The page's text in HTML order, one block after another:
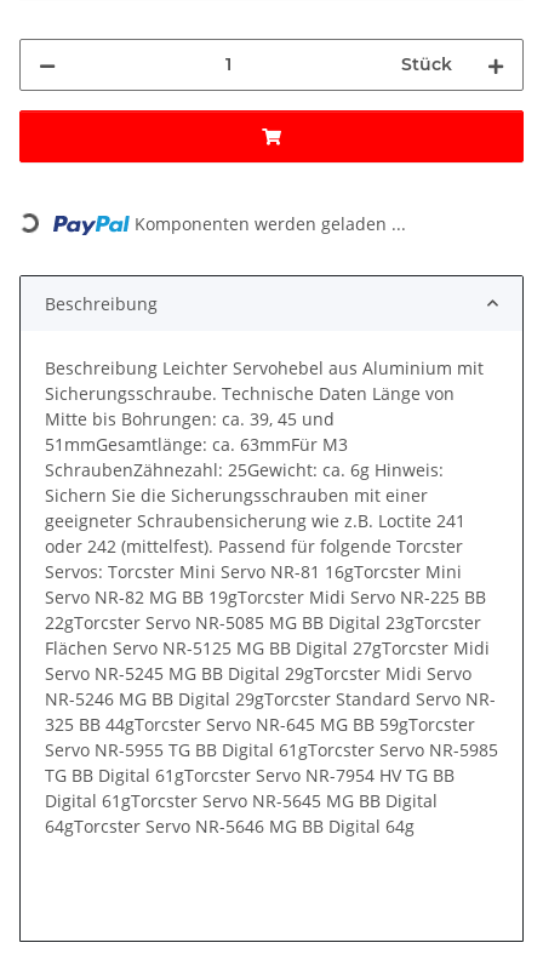
Stück
Loading... Komponenten werden geladen ...
Beschreibung
Beschreibung Leichter Servohebel aus Aluminium mit
Sicherungsschraube. Technische Daten Länge von
Mitte bis Bohrungen: ca. 39, 45 und
51mmGesamtlänge: ca. 63mmFür M3
SchraubenZähnezahl: 25Gewicht: ca. 6g Hinweis:
Sichern Sie die Sicherungsschrauben mit einer
geeigneter Schraubensicherung wie z.B. Loctite 241
oder 242 (mittelfest). Passend für folgende Torcster
Servos: Torcster Mini Servo NR-81 16gTorcster Mini
Servo NR-82 MG BB 19gTorcster Midi Servo NR-225 BB
22gTorcster Servo NR-5085 MG BB Digital 23gTorcster
Flächen Servo NR-5125 MG BB Digital 27gTorcster Midi
Servo NR-5245 MG BB Digital 29gTorcster Midi Servo
NR-5246 MG BB Digital 29gTorcster Standard Servo NR-
325 BB 44gTorcster Servo NR-645 MG BB 59gTorcster
Servo NR-5955 TG BB Digital 61gTorcster Servo NR-5985
TG BB Digital 61gTorcster Servo NR-7954 HV TG BB
Digital 61gTorcster Servo NR-5645 MG BB Digital
64gTorcster Servo NR-5646 MG BB Digital 64g